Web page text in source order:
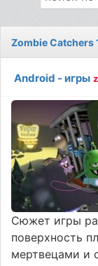
Zombie Catchers
Android - игры
Сюжет игры
поверхность
мертвецами и